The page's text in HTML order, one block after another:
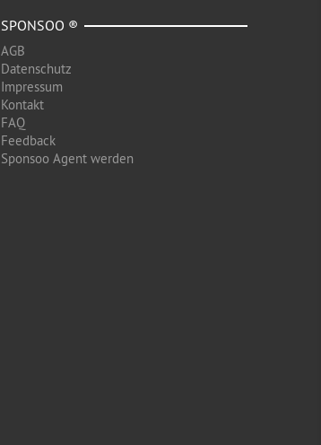
SPONSOO ®
AGB
Datenschutz
Impressum
Kontakt
FAQ
Feedback
Sponsoo Agent werden